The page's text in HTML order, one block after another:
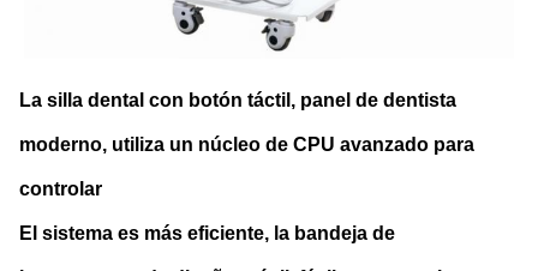
La silla dental con botón táctil, panel de dentista
moderno, utiliza un núcleo de CPU avanzado para
controlar
El sistema es más eficiente, la bandeja de